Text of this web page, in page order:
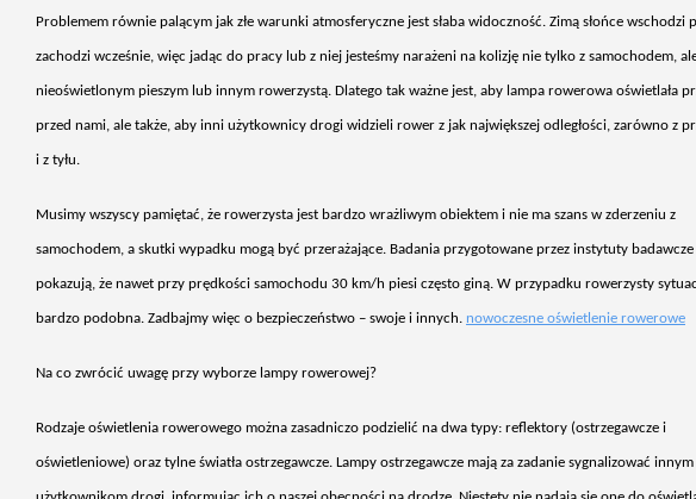
Problemem równie pal ącym jak złe warunki atmosferyczne jest słaba widoczność. Zimą słońce wschodzi p
zachodzi wcześnie, więc jadąc do pracy lub z niej jesteśmy narażeni na kolizję nie tylko z samochodem,
nieoświetlonym pieszym lub innym rowerzystą. Dlatego tak ważne jest, aby lampa rowerowa oświetlała
przed nami, ale także, aby inni użytkownicy drogi widzieli rower z jak największej odległości, zarówno z
i z tyłu.
Musimy wszyscy pamiętać, że rowerzysta jest bardzo wrażliwym obiektem i nie ma szans w zderzeniu z
samochodem, a skutki wypadku mogą być przerażające. Badania przygotowane przez instytuty badawcze
pokazują, że nawet przy prędkości samochodu 30 km/h piesi często giną. W przypadku rowerzysty
bardzo podobna. Zadbajmy więc o bezpieczeństwo – swoje i innych. nowoczesne oświetlenie rowerowe
Na co zwrócić uwagę przy wyborze lampy rowerowej?
Rodzaje oświetlenia rowerowego można zasadniczo podzielić na dwa typy: reflektory (ostrzegawcze i
oświetleniowe) oraz tylne światła ostrzegawcze. Lampy ostrzegawcze mają za zadanie sygnalizować innym